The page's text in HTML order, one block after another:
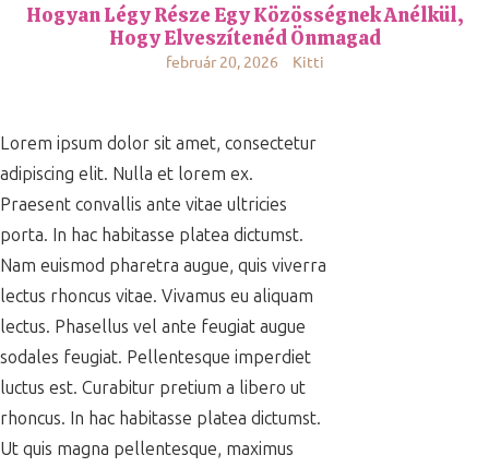
Hogyan Légy Része Egy Közösségnek Anélkül,
Hogy Elveszítenéd Önmagad
február 20, 2026 Kitti
Lorem ipsum dolor sit amet, consectetur
adipiscing elit. Nulla et lorem ex.
Praesent convallis ante vitae ultricies
porta. In hac habitasse platea dictumst.
Nam euismod pharetra augue, quis viverra
lectus rhoncus vitae. Vivamus eu aliquam
lectus. Phasellus vel ante feugiat augue
sodales feugiat. Pellentesque imperdiet
luctus est. Curabitur pretium a libero ut
rhoncus. In hac habitasse platea dictumst.
Ut quis magna pellentesque, maximus